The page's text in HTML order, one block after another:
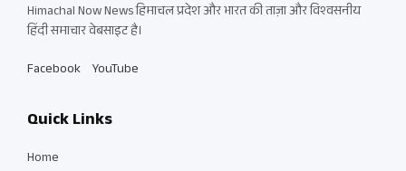
Himachal Now News हिमाचल प्रदेश और भारत की ताज़ा और विश्वसनीय
हिंदी समाचार वेबसाइट है।
Facebook YouTube
Quick Links
Home